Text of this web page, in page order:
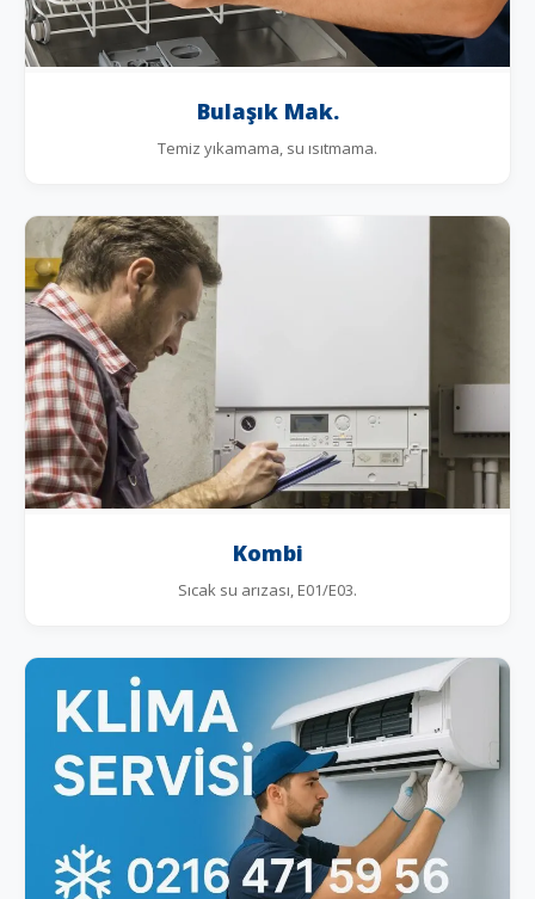
Bulaşık Mak.
Temiz yıkamama, su ısıtmama.
Kombi
Sıcak su arızası, E01/E03.